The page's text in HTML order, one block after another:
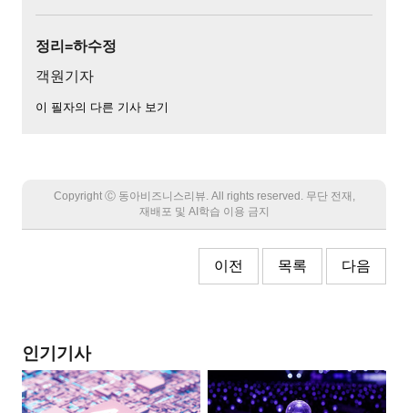
정리=하수정
객원기자
이 필자의 다른 기사 보기
Copyright Ⓒ 동아비즈니스리뷰. All rights reserved. 무단 전재,
재배포 및 AI학습 이용 금지
이전 목록 다음
인기기사